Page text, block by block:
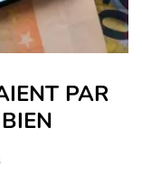
PAR